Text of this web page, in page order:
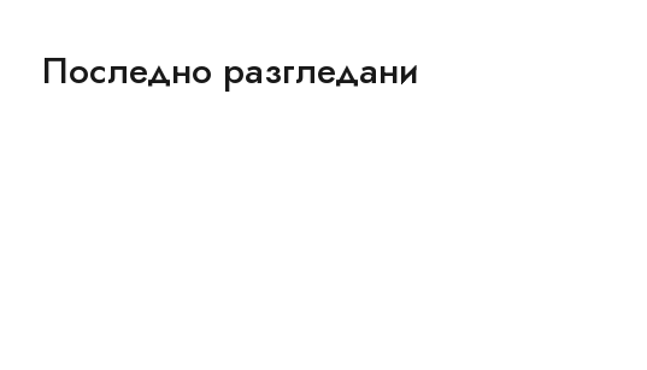
Последно разгледани